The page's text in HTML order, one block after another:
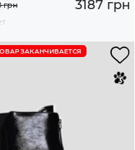
3187 грн
грн
ЗАКАНЧИВАЕТСЯ